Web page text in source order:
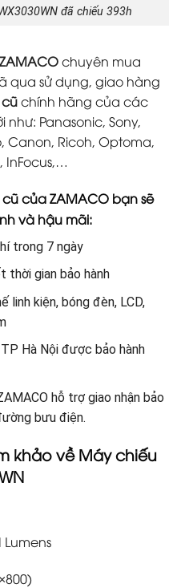
đã chiếu 393h
chuyên mua
qua sử dụng, giao hàng
chính hãng của các
Panasonic, Sony,
Canon, Ricoh, Optoma,
InFocus,…
của ZAMACO bạn sẽ
và hậu mãi:
trong 7 ngày
thời gian bảo hành
linh kiện, bóng đèn, LCD,
Hà Nội được bảo hành
hỗ trợ giao nhận bảo
bưu điện.
khảo về Máy chiếu